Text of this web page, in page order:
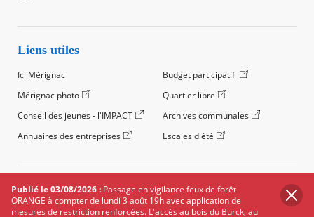
Publié le 03/08/2026 : Passage en vigilance feux de forêt
ORANGE à compter de lundi 3 août 19h avec application de
mesures de restriction renforcées. L'accès au bois du Burck, au
Liens utiles
Ici Mérignac
Budget participatif
Mérignac photo
Quartier libre
Conseil des jeunes - l'IMPACT
Archives communales
Annuaires des entreprises
Escales d'été
©2024 Ville de Mérignac, Tous droits réservés
Footer
Mentions légales Salle de presse Recrutement